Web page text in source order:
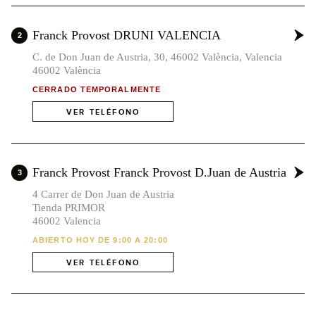
2 Franck Provost DRUNI VALENCIA
C. de Don Juan de Austria, 30, 46002 València, Valencia
46002 València
CERRADO TEMPORALMENTE
VER TELÉFONO
3 Franck Provost Franck Provost D.Juan de Austria
4 Carrer de Don Juan de Austria
Tienda PRIMOR
46002 Valencia
ABIERTO HOY DE 9:00 A 20:00
VER TELÉFONO